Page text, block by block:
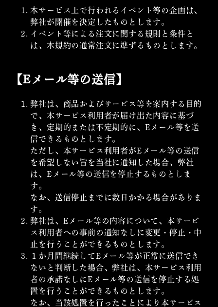
本サービス上で行われるイベント等の企画は、
弊社が開催を決定したものとします。
イベント等による注文に関する規則と条件と
は、本規約の通常注文に準ずるものとします。
【Eメール等の送信】
弊社は、商品およびサービス等を案内する目的
で、本サービス利用者が届け出た内容に基づ
き、定期的または不定期的に、Eメール等を送
信できるものとします。
ただし、本サービス利用者がEメール等の送信
を希望しない旨を当社に通知した場合、弊社
は、Eメール等の送信を停止するものとしま
す。
なお、送信停止までに数日かかる場合がありま
す。
弊社は、Eメール等の内容について、本サービ
ス利用者への事前の通知なしに変更・停止・中
止を行うことができるものとします。
１か月間継続してEメール等が正常に送信でき
ないと判断した場合、弊社は、本サービス利用
者の承諾なしにEメール等の送信を停止する処
置を行うことができるものとします。
なお、当該処置を行ったことにより本サービス